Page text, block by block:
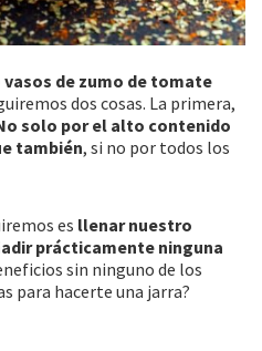
vasos de zumo de tomate
dos cosas. La primera,
solo por el alto contenido
también, si no por todos los
es llenar nuestro
prácticamente ninguna
sin ninguno de los
para hacerte una jarra?